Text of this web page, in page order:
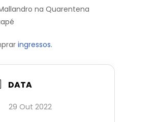
na Quarentena
ingressos.
DATA
29 Out 2022